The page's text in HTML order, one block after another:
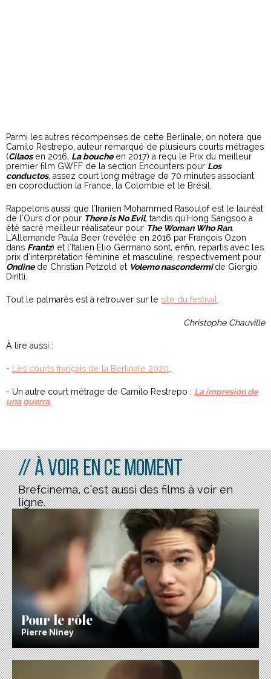
Parmi les autres récompenses de cette Berlinale, on notera que
Camilo Restrepo, auteur remarqué de plusieurs courts métrages
(Cilaosen 2016, La boucheen 2017) a reçu le Prix du meilleur
premier film GWFF de la section Encounters pour Los
conductos, assez court long métrage de 70 minutes associant
en coproduction la France, la Colombie et le Brésil.
Rappelons aussi que l'Iranien Mohammed Rasoulof est le lauréat
de l'Ours d'or pour There is No Evil, tandis qu'Hong Sangsoo a
été sacré meilleur réalisateur pour The Woman Who Ran.
L'Allemande Paula Beer (révélée en 2016 par François Ozon
dans Frantz) et l'Italien Elio Germano sont, enfin, repartis avec les
prix d'interprétation féminine et masculine, respectivement pour
Ondinede Christian Petzold et Volemo nascondermide Giorgio
Diritti.
Tout le palmarès est à retrouver sur le site du festival
Christophe Chauville
À lire aussi :
- Les courts français de la Berlinale 2020
- Un autre court métrage de Camilo Restrepo : La impresión de
una guerra.
// À voir en ce moment
Brefcinema, c’est aussi des films à voir en
ligne.
Pour le rôle
Pierre Niney